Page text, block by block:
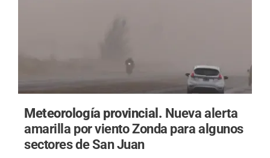
Meteorología provincial. Nueva alerta
amarilla por viento Zonda para algunos
sectores de San Juan